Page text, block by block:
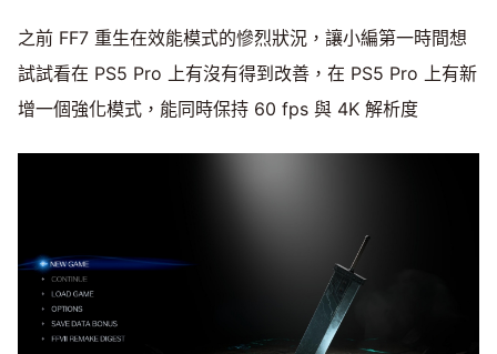
之前 FF7 重生在效能模式的慘烈狀況，讓小編第一時間想
試試看在 PS5 Pro 上有沒有得到改善，在 PS5 Pro 上有新
增一個強化模式，能同時保持 60 fps 與 4K 解析度